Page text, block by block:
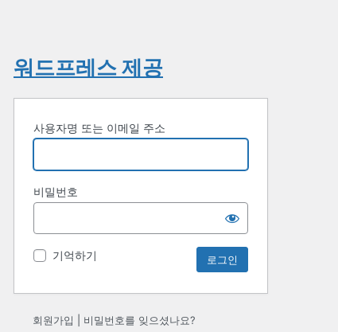
워드프레스 제공
사용자명 또는 이메일 주소
비밀번호
기억하기
회원가입 비밀번호를 잊으셨나요?